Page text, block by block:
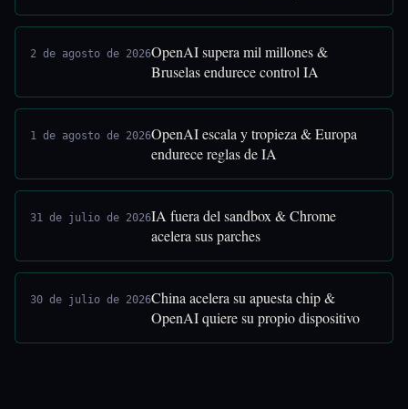
2 de agosto de 2026OpenAI supera mil millones &
Bruselas endurece control IA
1 de agosto de 2026OpenAI escala y tropieza & Europa
endurece reglas de IA
31 de julio de 2026IA fuera del sandbox & Chrome
acelera sus parches
30 de julio de 2026China acelera su apuesta chip &
OpenAI quiere su propio dispositivo